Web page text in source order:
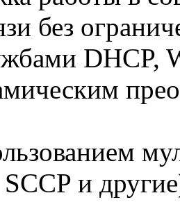
без
DHCP,
и